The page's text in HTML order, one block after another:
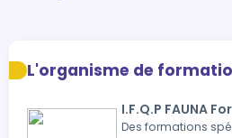
L'organisme de
I.F.Q.P FAUNA
Des formations